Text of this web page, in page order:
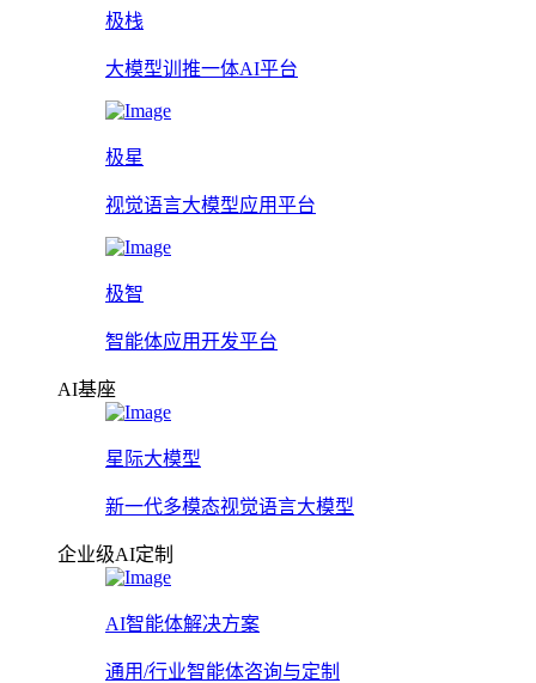
极栈
大模型训推一体AI平台
极星
视觉语言大模型应用平台
极智
智能体应用开发平台
AI基座
星际大模型
新一代多模态视觉语言大模型
企业级AI定制
AI智能体解决方案
通用/行业智能体咨询与定制